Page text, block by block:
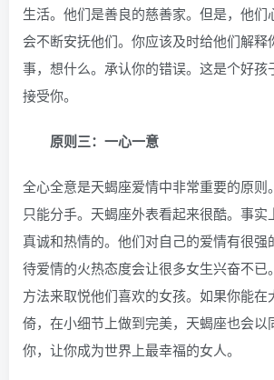
生活。他们是善良的慈善家。但是，他们
会不断安抚他们。你应该及时给他们解释
事，想什么。承认你的错误。这是个好孩
接受你。
原则三：一心一意
全心全意是天蝎座爱情中非常重要的原则
只能分手。天蝎座外表看起来很酷。事实
真诚和热情的。他们对自己的爱情有很强
待爱情的火热态度会让很多女生兴奋不已
方法来取悦他们喜欢的女孩。如果你能在
倚，在小细节上做到完美，天蝎座也会以
你，让你成为世界上最幸福的女人。